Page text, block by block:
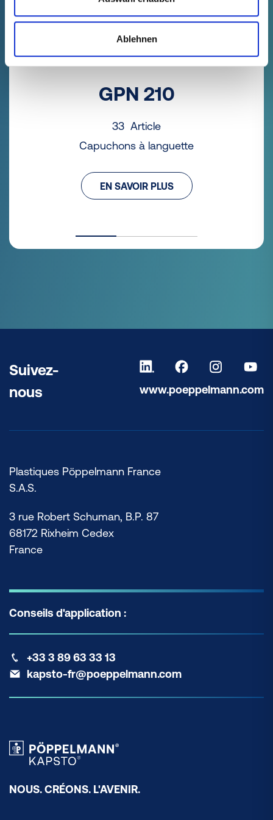
Ablehnen
GPN 210
33 Article
Capuchons à languette
EN SAVOIR PLUS
Suivez-
nous
www.poeppelmann.com
Plastiques Pöppelmann France
S.A.S.
3 rue Robert Schuman, B.P. 87
68172 Rixheim Cedex
France
Conseils d'application :
+33 3 89 63 33 13
kapsto-fr@poeppelmann.com
NOUS. CRÉONS. L'AVENIR.